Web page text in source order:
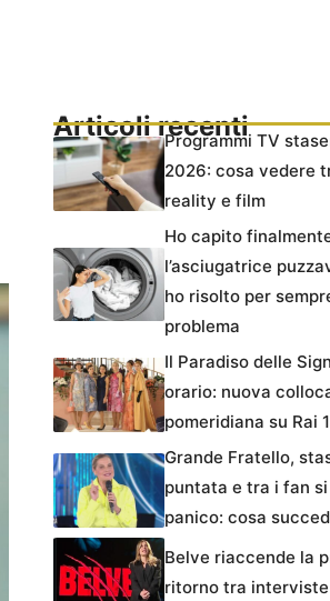
Articoli recenti
Programmi TV
2026: cosa vedere
reality e film
Ho capito
l’asciugatrice
ho risolto per
problema
Il Paradiso delle
orario: nuova
pomeridiana su Rai 1
Grande Fratello,
puntata e tra i fan
panico: cosa
Belve riaccende la
ritorno tra